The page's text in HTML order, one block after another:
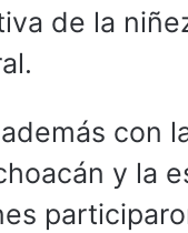
de la
con
y la